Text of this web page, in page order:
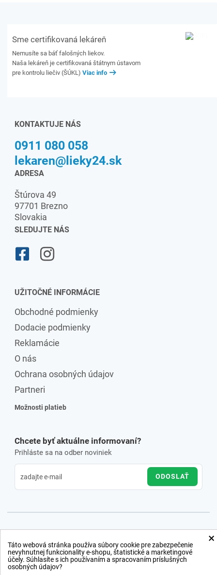
Sme certifikovaná lekáreň
Nemusíte sa báť falošných liekov.
Naša lekáreň je certifikovaná štátnym ústavom
pre kontrolu liečiv (ŠÚKL) Viac info
KONTAKTUJE NÁS
0911 080 058
lekaren@lieky24.sk
ADRESA
Štúrova 49
97701 Brezno
Slovakia
SLEDUJTE NÁS
UŽITOČNÉ INFORMÁCIE
Obchodné podmienky
Dodacie podmienky
Reklamácie
O nás
Ochrana osobných údajov
Partneri
Možnosti platieb
Chcete byť aktuálne informovaní?
Prihláste sa na odber noviniek
ODOSLAŤ
×
Táto webová stránka používa súbory cookie pre zabezpečenie
nevyhnutnej funkcionality e-shopu, štatistické a marketingové
účely. Súhlasíte s ich používaním a spracovaním príslušných
osobných údajov?